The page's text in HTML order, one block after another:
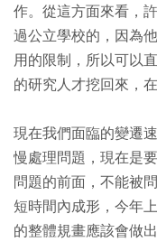
作。從這方面來看，
過公立學校的，因為
用的限制，所以可以
的研究人才挖回來，
現在我們面臨的變遷
慢處理問題，現在是
問題的前面，不能被
短時間內成形，今年
的整體規畫應該會做